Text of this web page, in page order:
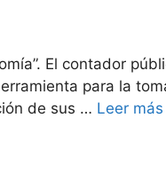
El contador
para la
de sus … Leer más